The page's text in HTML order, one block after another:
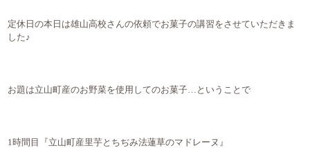
定休日の本日は雄山高校さんの依頼でお菓子の講習をさせていただきま
した♪
お題は立山町産のお野菜を使用してのお菓子…ということで
1時間目『立山町産里芋とちぢみ法蓮草のマドレーヌ』